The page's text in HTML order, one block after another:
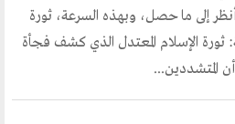
إلى ما حصل، وبهذه السرعة، ثورة
الإسلام المعتدل الذي كشف فجأة
المتشددين...